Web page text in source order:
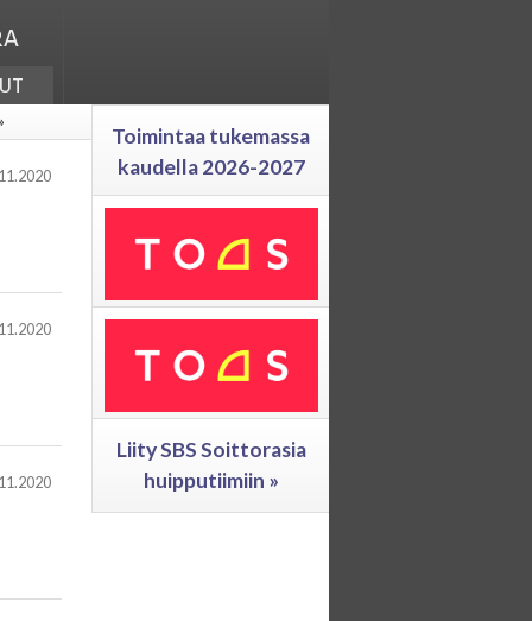
Toimintaa tukemassa
kaudella 2026-2027
Liity SBS Soittorasia
huipputiimiin »